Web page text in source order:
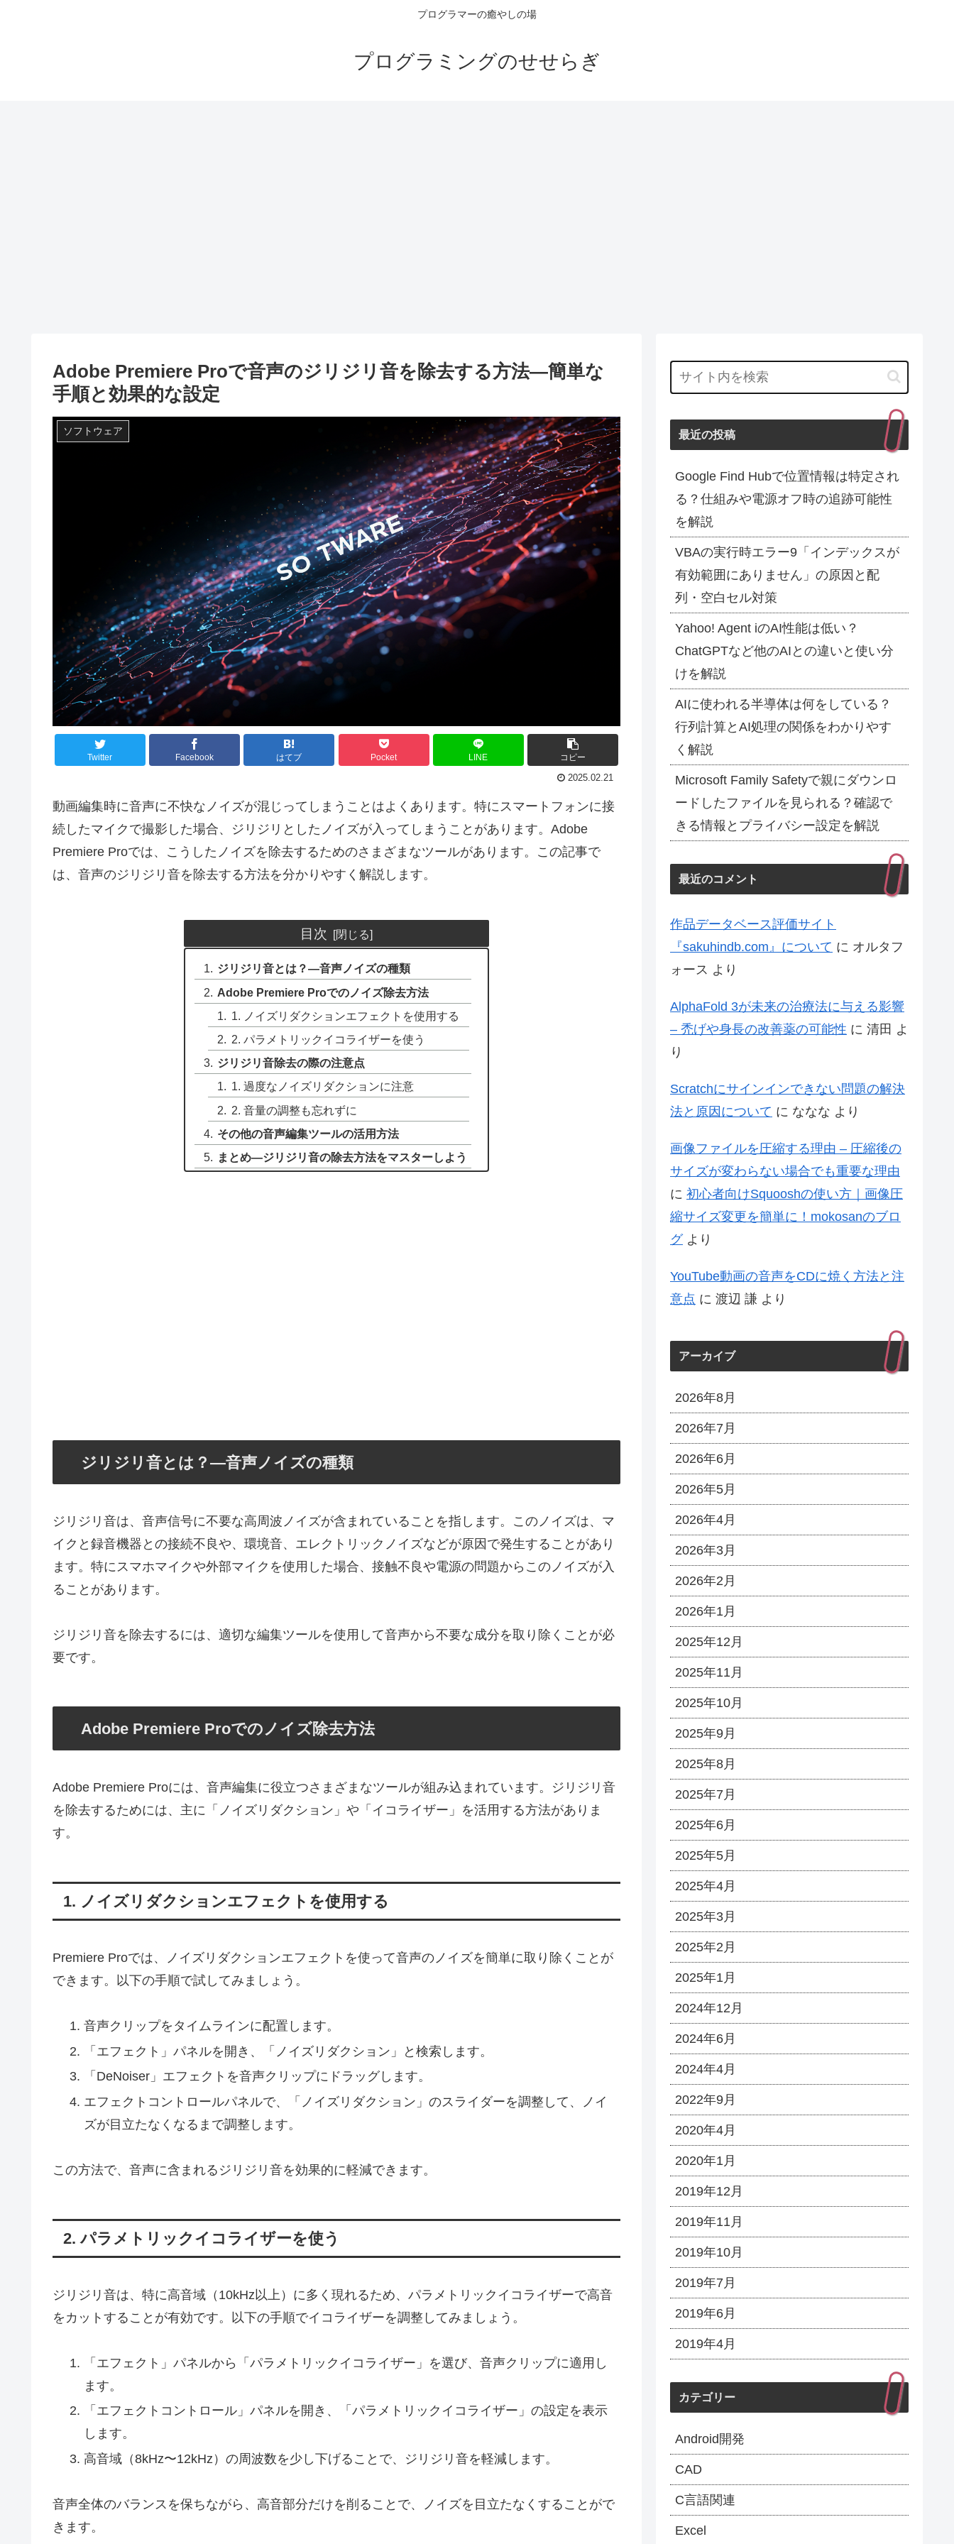
プログラマーの癒やしの場
プログラミングのせせらぎ
Adobe Premiere Proで音声のジリジリ音を除去する方法—簡単な
手順と効果的な設定
ソフトウェア
Twitter Facebook はてブ Pocket LINE コピー
2025.02.21
動画編集時に音声に不快なノイズが混じってしまうことはよくあります。特にスマートフォンに接
続したマイクで撮影した場合、ジリジリとしたノイズが入ってしまうことがあります。Adobe
Premiere Proでは、こうしたノイズを除去するためのさまざまなツールがあります。この記事で
は、音声のジリジリ音を除去する方法を分かりやすく解説します。
目次
ジリジリ音とは？—音声ノイズの種類
Adobe Premiere Proでのノイズ除去方法
1. ノイズリダクションエフェクトを使用する
2. パラメトリックイコライザーを使う
ジリジリ音除去の際の注意点
1. 過度なノイズリダクションに注意
2. 音量の調整も忘れずに
その他の音声編集ツールの活用方法
まとめ—ジリジリ音の除去方法をマスターしよう
ジリジリ音とは？—音声ノイズの種類
ジリジリ音は、音声信号に不要な高周波ノイズが含まれていることを指します。このノイズは、マ
イクと録音機器との接続不良や、環境音、エレクトリックノイズなどが原因で発生することがあり
ます。特にスマホマイクや外部マイクを使用した場合、接触不良や電源の問題からこのノイズが入
ることがあります。
ジリジリ音を除去するには、適切な編集ツールを使用して音声から不要な成分を取り除くことが必
要です。
Adobe Premiere Proでのノイズ除去方法
Adobe Premiere Proには、音声編集に役立つさまざまなツールが組み込まれています。ジリジリ音
を除去するためには、主に「ノイズリダクション」や「イコライザー」を活用する方法がありま
す。
1. ノイズリダクションエフェクトを使用する
Premiere Proでは、ノイズリダクションエフェクトを使って音声のノイズを簡単に取り除くことが
できます。以下の手順で試してみましょう。
音声クリップをタイムラインに配置します。
「エフェクト」パネルを開き、「ノイズリダクション」と検索します。
「DeNoiser」エフェクトを音声クリップにドラッグします。
エフェクトコントロールパネルで、「ノイズリダクション」のスライダーを調整して、ノイ
ズが目立たなくなるまで調整します。
この方法で、音声に含まれるジリジリ音を効果的に軽減できます。
2. パラメトリックイコライザーを使う
ジリジリ音は、特に高音域（10kHz以上）に多く現れるため、パラメトリックイコライザーで高音
をカットすることが有効です。以下の手順でイコライザーを調整してみましょう。
「エフェクト」パネルから「パラメトリックイコライザー」を選び、音声クリップに適用し
ます。
「エフェクトコントロール」パネルを開き、「パラメトリックイコライザー」の設定を表示
します。
高音域（8kHz〜12kHz）の周波数を少し下げることで、ジリジリ音を軽減します。
音声全体のバランスを保ちながら、高音部分だけを削ることで、ノイズを目立たなくすることがで
きます。
最近の投稿
Google Find Hubで位置情報は特定され
る？仕組みや電源オフ時の追跡可能性
を解説
VBAの実行時エラー9「インデックスが
有効範囲にありません」の原因と配
列・空白セル対策
Yahoo! Agent iのAI性能は低い？
ChatGPTなど他のAIとの違いと使い分
けを解説
AIに使われる半導体は何をしている？
行列計算とAI処理の関係をわかりやす
く解説
Microsoft Family Safetyで親にダウンロ
ードしたファイルを見られる？確認で
きる情報とプライバシー設定を解説
最近のコメント
作品データベース評価サイト
『sakuhindb.com』について に オルタフ
ォース より
AlphaFold 3が未来の治療法に与える影響
– 禿げや身長の改善薬の可能性 に 清田 よ
り
Scratchにサインインできない問題の解決
法と原因について に ななな より
画像ファイルを圧縮する理由 – 圧縮後の
サイズが変わらない場合でも重要な理由
に 初心者向けSquooshの使い方｜画像圧
縮サイズ変更を簡単に！mokosanのブロ
グより
YouTube動画の音声をCDに焼く方法と注
意点 に 渡辺 謙 より
アーカイブ
2026年8月
2026年7月
2026年6月
2026年5月
2026年4月
2026年3月
2026年2月
2026年1月
2025年12月
2025年11月
2025年10月
2025年9月
2025年8月
2025年7月
2025年6月
2025年5月
2025年4月
2025年3月
2025年2月
2025年1月
2024年12月
2024年6月
2024年4月
2022年9月
2020年4月
2020年1月
2019年12月
2019年11月
2019年10月
2019年7月
2019年6月
2019年4月
カテゴリー
Android開発
CAD
C言語関連
Excel